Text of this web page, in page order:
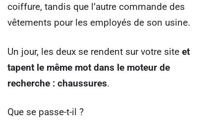
coiffure, tandis que l’autre commande des
vêtements pour les employés de son usine.
Un jour, les deux se rendent sur votre site et
tapent le même mot dans le moteur de
recherche : chaussures.
Que se passe-t-il ?